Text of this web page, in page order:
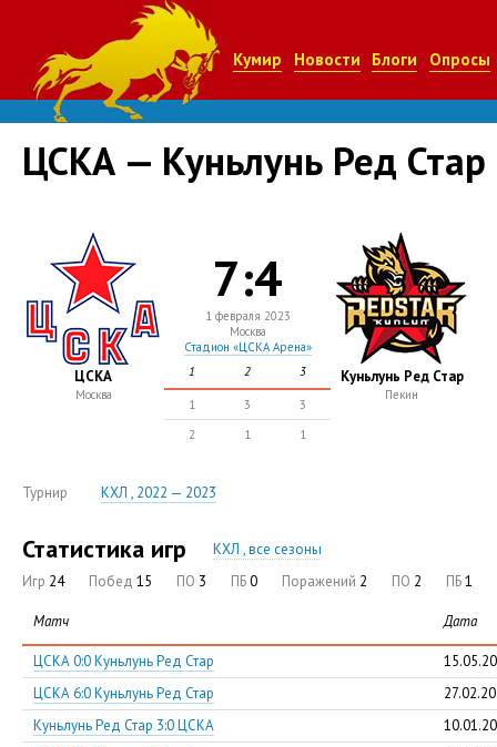
Кумир Новости Блоги Опросы
ЦСКА — Куньлунь Ред Стар
ЦСКА
Москва
7:4
1 февраля 2023
Москва
Стадион «ЦСКА Арена»
1
2 3
1 3
3
2
1 1
Куньлунь Ред Стар
Пекин
Турнир КХЛ , 2022 — 2023
Статистика игр
КХЛ , все сезоны
Игр 24 Побед 15 ПО 3 ПБ0 Поражений 2 ПО 2 ПБ1
Матч Дата
ЦСКА 0:0 Куньлунь Ред Стар
ЦСКА 6:0 Куньлунь Ред Стар
Куньлунь Ред Стар 3:0 ЦСКА